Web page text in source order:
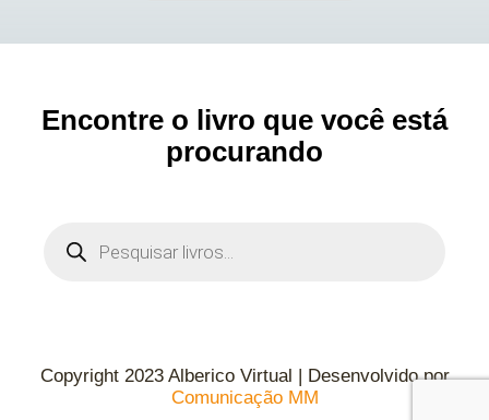
Encontre o livro que você está
procurando
Copyright 2023 Alberico Virtual | Desenvolvido por
Comunicação MM